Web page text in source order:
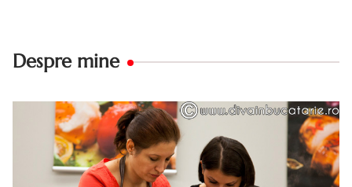
Despre mine